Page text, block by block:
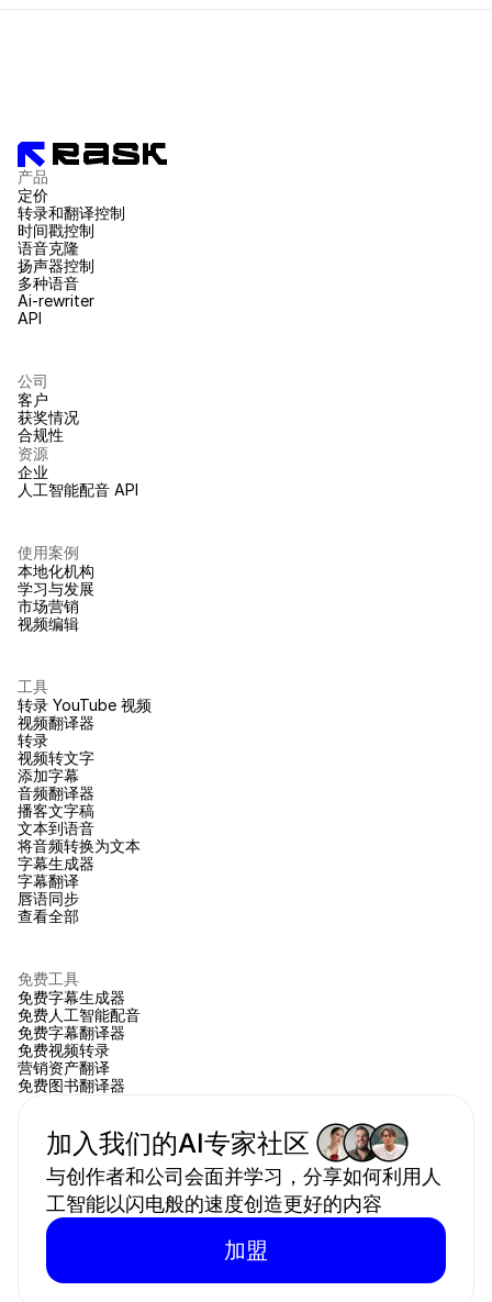
产品
定价
转录和翻译控制
时间戳控制
语音克隆
扬声器控制
多种语音
Ai-rewriter
API
公司
客户
获奖情况
合规性
资源
企业
人工智能配音 API
使用案例
本地化机构
学习与发展
市场营销
视频编辑
工具
转录 YouTube 视频
视频翻译器
转录
视频转文字
添加字幕
音频翻译器
播客文字稿
文本到语音
将音频转换为文本
字幕生成器
字幕翻译
唇语同步
查看全部
免费工具
免费字幕生成器
免费人工智能配音
免费字幕翻译器
免费视频转录
营销资产翻译
免费图书翻译器
加入我们的AI专家社区
与创作者和公司会面并学习，分享如何利用人
工智能以闪电般的速度创造更好的内容
加盟